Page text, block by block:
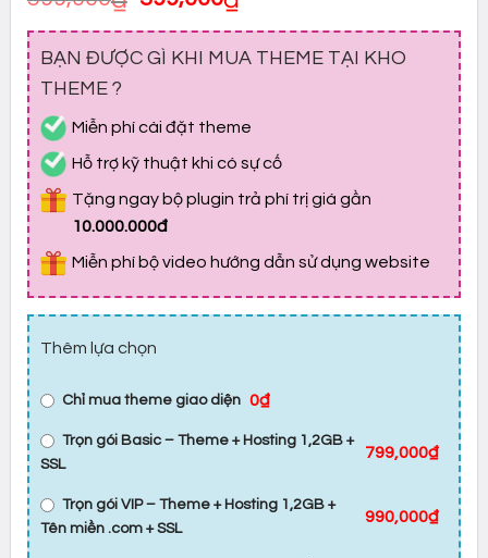
là:
599,000₫.là:
BẠN ĐƯỢC GÌ KHI MUA THEME TẠI KHO
THEME ?
Miễn phí cài đặt theme
Hỗ trợ kỹ thuật khi có sự cố
Tặng ngay bộ plugin trả phí trị giá gần
10.000.000đ
Miễn phí bộ video hướng dẫn sử dụng website
Thêm lựa chọn
Chỉ mua theme giao diện 0₫
Trọn gói Basic – Theme + Hosting 1,2GB +
SSL
799,000₫
Trọn gói VIP – Theme + Hosting 1,2GB +
Tên miền .com + SSL
990,000₫